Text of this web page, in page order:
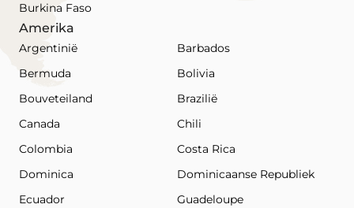
Burkina Faso
Amerika
Argentinië
Barbados
Bermuda
Bolivia
Bouveteiland
Brazilië
Canada
Chili
Colombia
Costa Rica
Dominica
Dominicaanse Republiek
Ecuador
Guadeloupe